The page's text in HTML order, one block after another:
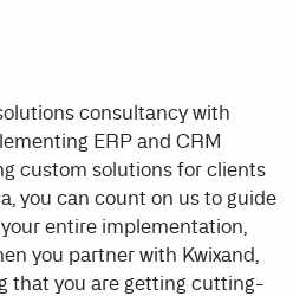
consultancy with
ERP and CRM
custom solutions for clients
you can count on us to guide
entire implementation,
you partner with Kwixand,
that you are getting cutting-